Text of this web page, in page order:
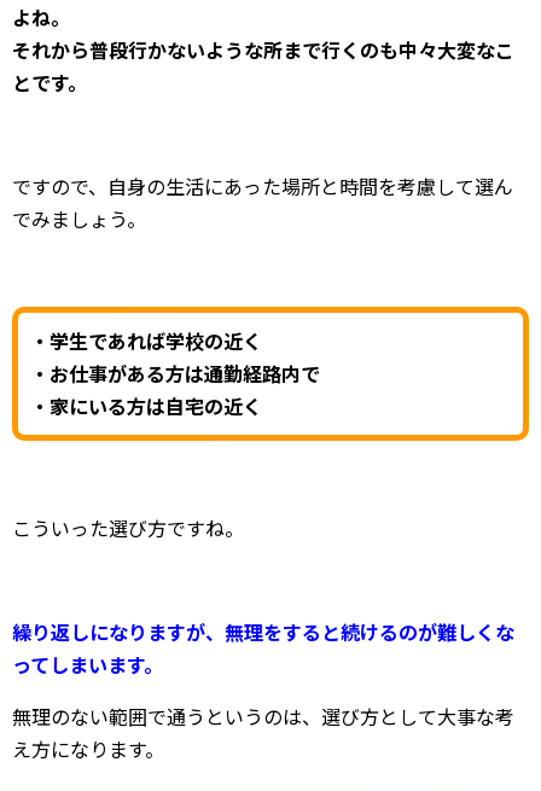
よね。
それから普段行かないような所まで行くのも中々大変なこ
とです。
ですので、自身の生活にあった場所と時間を考慮して選ん
でみましょう。
・学生であれば学校の近く
・お仕事がある方は通勤経路内で
・家にいる方は自宅の近く
こういった選び方ですね。
繰り返しになりますが、無理をすると続けるのが難しくな
ってしまいます。
無理のない範囲で通うというのは、選び方として大事な考
え方になります。